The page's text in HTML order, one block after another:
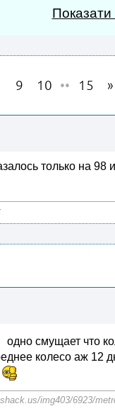
Показати
9 10 •• 15
только на
одно смущает что
колесо аж 12
img403/6923/